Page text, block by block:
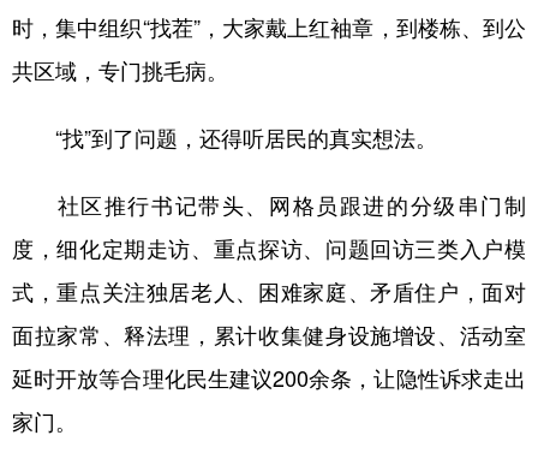
时，集中组织“找茬”，大家戴上红袖章，到楼栋、到公
共区域，专门挑毛病。
“找”到了问题，还得听居民的真实想法。
社区推行书记带头、网格员跟进的分级串门制
度，细化定期走访、重点探访、问题回访三类入户模
式，重点关注独居老人、困难家庭、矛盾住户，面对
面拉家常、释法理，累计收集健身设施增设、活动室
延时开放等合理化民生建议200余条，让隐性诉求走出
家门。